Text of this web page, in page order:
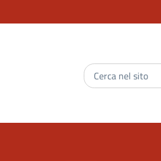
Inserisci
il
cercare